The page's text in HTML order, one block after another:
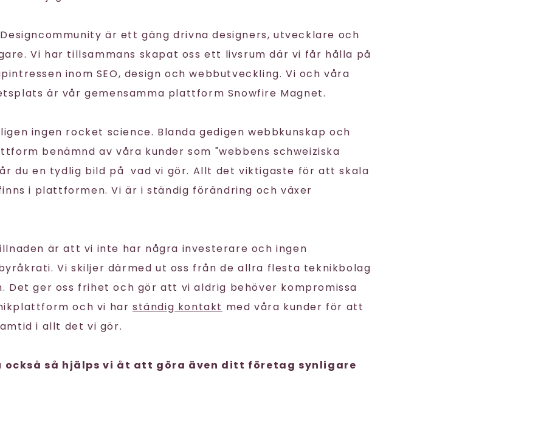
är ett gäng drivna designers, utvecklare och
Vi har tillsammans skapat oss ett livsrum där vi får hålla på
inom SEO, design och webbutveckling. Vi och våra
är vår gemensamma plattform Snowfire Magnet.
ingen rocket science. Blanda gedigen webbkunskap och
benämnd av våra kunder som "webbens schweiziska
du en tydlig bild på vad vi gör. Allt det viktigaste för att skala
i plattformen. Vi är i ständig förändring och växer
är att vi inte har några investerare och ingen
Vi skiljer därmed ut oss från de allra flesta teknikbolag
Det ger oss frihet och gör att vi aldrig behöver kompromissa
och vi harständig kontakt med våra kunder för att
i allt det vi gör.
också så hjälps vi åt att göra även ditt företag synligare